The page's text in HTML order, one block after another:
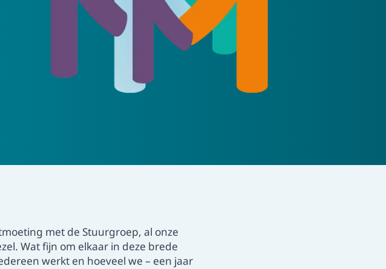
Veelgestelde vragen
Bekijk onze veelgestelde vragen en vind het
antwoord op jouw vragen.
met de Stuurgroep, al onze
Wat fijn om elkaar in deze brede
werkt en hoeveel we – een jaar